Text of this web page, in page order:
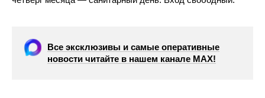
Все эксклюзивы и самые оперативные
новости читайте в нашем канале МАХ!